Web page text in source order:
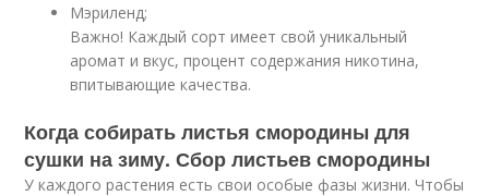
Мэриленд;
Важно! Каждый сорт имеет свой уникальный
аромат и вкус, процент содержания никотина,
впитывающие качества.
Когда собирать листья смородины для
сушки на зиму. Сбор листьев смородины
У каждого растения есть свои особые фазы жизни. Чтобы